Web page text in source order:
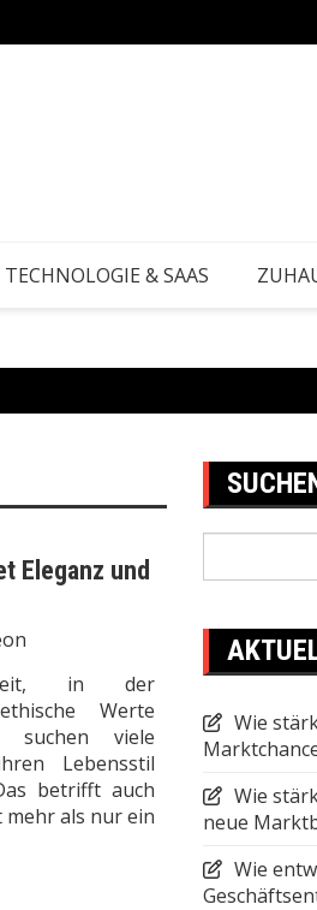
Wie entwickeln
TECHNOLOGIE & SAAS
Eleganz und
in der
Werte
suchen viele
Lebensstil
betrifft auch
mehr als nur ein
Wie
Wie
neue
Wie